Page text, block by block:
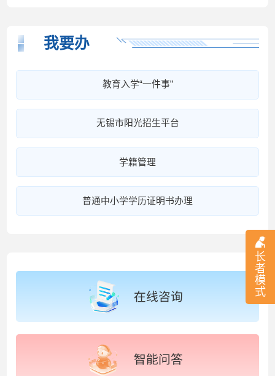
长
者
模
式
我要办
教育入学“一件事”
无锡市阳光招生平台
学籍管理
普通中小学学历证明书办理
在线咨询
智能问答